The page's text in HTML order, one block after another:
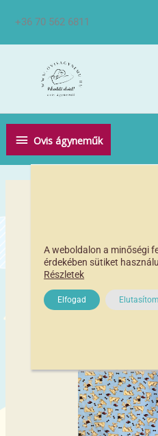
+36 70 562 6811
Below
Header
Ovis ágyneműk
A weboldalon a minőségi
érdekében sütiket
Részletek
Elfogad Elutasítom